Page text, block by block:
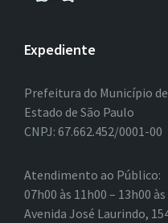
Expediente
Prefeitura do Município
Estado de São Paulo
CNPJ: 67.662.452/0001-00
Atendimento ao Público:
07h00 às 11h00 – 13h00
Avenida José Laurindo,